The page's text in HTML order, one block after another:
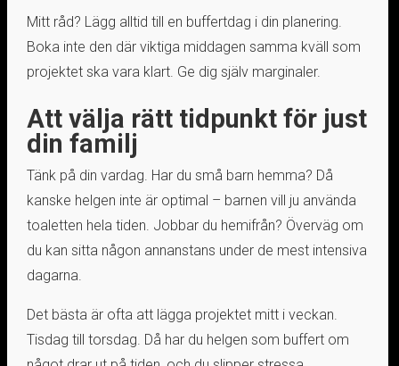
Mitt råd? Lägg alltid till en buffertdag i din planering.
Boka inte den där viktiga middagen samma kväll som
projektet ska vara klart. Ge dig själv marginaler.
Att välja rätt tidpunkt för just
din familj
Tänk på din vardag. Har du små barn hemma? Då
kanske helgen inte är optimal – barnen vill ju använda
toaletten hela tiden. Jobbar du hemifrån? Överväg om
du kan sitta någon annanstans under de mest intensiva
dagarna.
Det bästa är ofta att lägga projektet mitt i veckan.
Tisdag till torsdag. Då har du helgen som buffert om